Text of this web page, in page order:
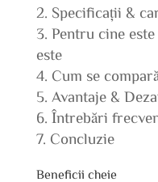
Specificații &
Pentru cine
este
Cum se
Avantaje &
Întrebări
Concluzie
Beneficii cheie